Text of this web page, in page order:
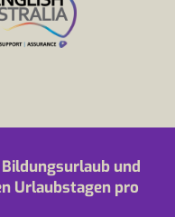
und
Urlaubstagen pro